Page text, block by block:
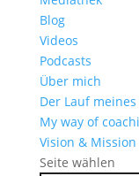
Blog
Videos
Podcasts
Über mich
Der Lauf meines
My way of
Vision & Mission
Seite wählen